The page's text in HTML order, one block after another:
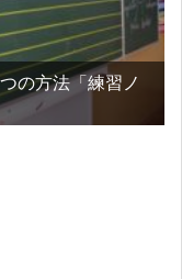
の方法「練習ノ